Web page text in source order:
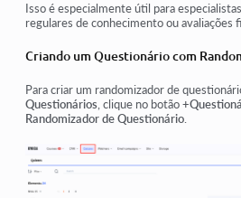
Isso é especialmente útil para
regulares de conhecimento ou avaliações
Criando um Questionário com
Para criar um randomizador de
Questionários , clique no botão
Randomizador de Questionário